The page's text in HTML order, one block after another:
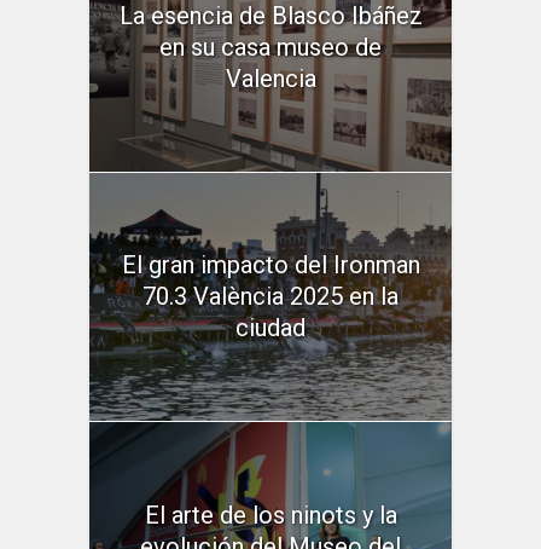
La esencia de Blasco Ibáñez
en su casa museo de
Valencia
El gran impacto del Ironman
70.3 València 2025 en la
ciudad
El arte de los ninots y la